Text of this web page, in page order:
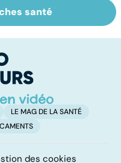
des
: que
?
santé
LE MAG DE LA SANTÉ
des cookies